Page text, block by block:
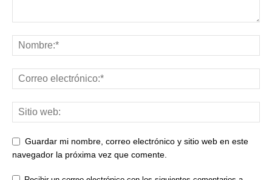
Guardar mi nombre, correo electrónico y sitio web en este
navegador la próxima vez que comente.